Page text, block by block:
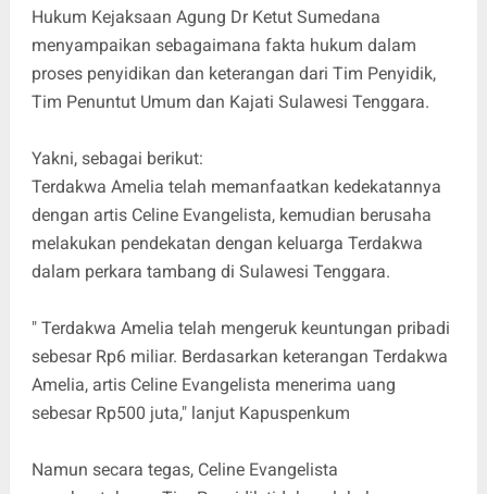
Hukum Kejaksaan Agung Dr Ketut Sumedana
menyampaikan sebagaimana fakta hukum dalam
proses penyidikan dan keterangan dari Tim Penyidik,
Tim Penuntut Umum dan Kajati Sulawesi Tenggara.
Yakni, sebagai berikut:
Terdakwa Amelia telah memanfaatkan kedekatannya
dengan artis Celine Evangelista, kemudian berusaha
melakukan pendekatan dengan keluarga Terdakwa
dalam perkara tambang di Sulawesi Tenggara.
" Terdakwa Amelia telah mengeruk keuntungan pribadi
sebesar Rp6 miliar. Berdasarkan keterangan Terdakwa
Amelia, artis Celine Evangelista menerima uang
sebesar Rp500 juta," lanjut Kapuspenkum
Namun secara tegas, Celine Evangelista